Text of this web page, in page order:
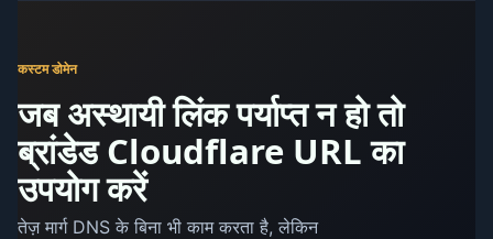
कस्टम डोमेन
जब अस्थायी लिंक पर्याप्त न हो तो
ब्रांडेड Cloudflare URL का
उपयोग करें
तेज़ मार्ग DNS के बिना भी काम करता है, लेकिन